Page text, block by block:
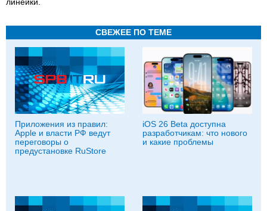
СВЕЖЕЕ ПО ТЕМЕ
Приложения из правил:
Apple и власти РФ ведут
переговоры о
предустановке RuStore
iOS 26 Beta доступна
разработчикам: что нового
и какие проблемы